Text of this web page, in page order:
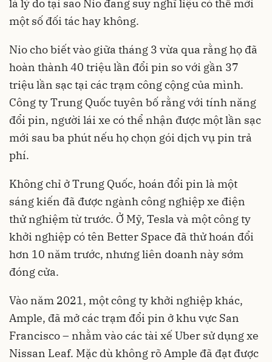
là lý do tại sao Nio đang suy nghĩ liệu có thể mời
một số đối tác hay không.
Nio cho biết vào giữa tháng 3 vừa qua rằng họ đã
hoàn thành 40 triệu lần đổi pin so với gần 37
triệu lần sạc tại các trạm công cộng của mình.
Công tyTrung Quốctuyên bố rằng với tính năng
đổi pin, người lái xe có thể nhận được một lần sạc
mới sau ba phút nếu họ chọn gói dịch vụ pin trả
phí.
Không chỉ ở Trung Quốc, hoán đổi pin là một
sáng kiến đã được ngành công nghiệp xe điện
thử nghiệm từ trước. Ở Mỹ, Tesla và một công ty
khởi nghiệp có tên Better Space đã thử hoán đổi
hơn 10 năm trước, nhưng liên doanh này sớm
đóng cửa.
Vào năm 2021, một công ty khởi nghiệp khác,
Ample, đã mở các trạm đổi pin ở khu vực San
Francisco – nhằm vào các tài xế Uber sử dụng xe
Nissan Leaf. Mặc dù không rõ Ample đã đạt được